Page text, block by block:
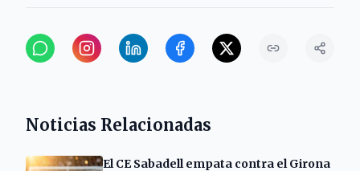
Noticias Relacionadas
El CE Sabadell empata contra el Girona